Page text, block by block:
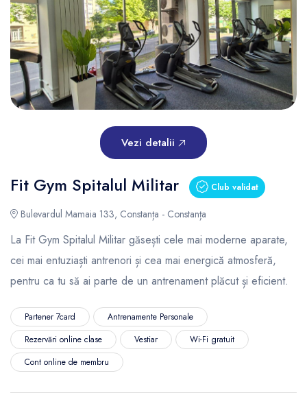
Vezi detalii
Fit Gym Spitalul Militar Club validat
Bulevardul Mamaia 133, Constanța - Constanța
La Fit Gym Spitalul Militar găsești cele mai moderne aparate,
cei mai entuziaști antrenori și cea mai energică atmosferă,
pentru ca tu să ai parte de un antrenament plăcut și eficient.
Partener 7card
Antrenamente Personale
Rezervări online clase
Vestiar
Wi-Fi gratuit
Cont online de membru